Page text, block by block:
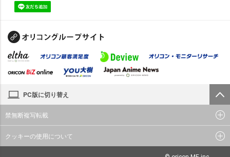
PC版に切り替え
禁無断複写転載
クッキーの使用について